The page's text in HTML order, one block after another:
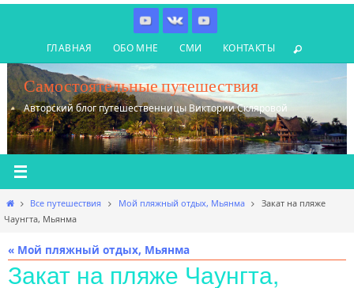
содержимому
ГЛАВНАЯ ОБО МНЕ СМИ КОНТАКТЫ
Самостоятельные путешествия
Авторский блог путешественницы Виктории Скляровой
Главная
Все путешествия Мой пляжный отдых, Мьянма
Закат на пляже
Чаунгта, Мьянма
« Мой пляжный отдых, Мьянма
Закат на пляже Чаунгта,